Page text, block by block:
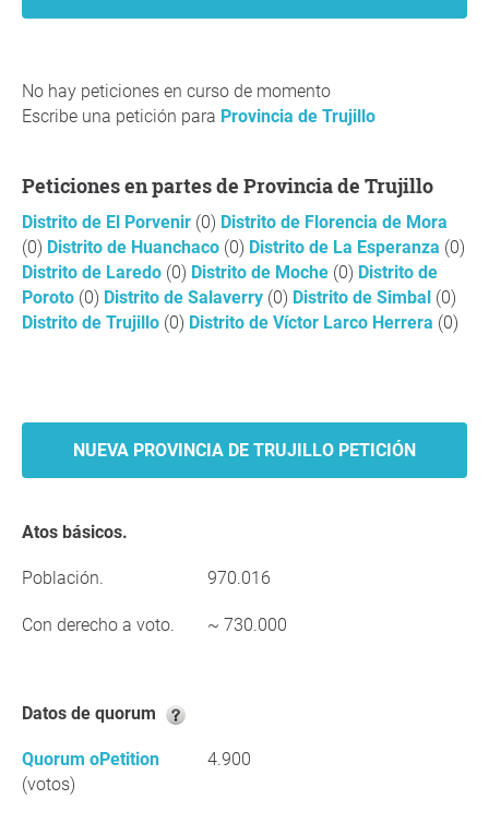
No hay peticiones en curso de momento
Escribe una petición para Provincia de Trujillo
Peticiones en partes de Provincia de Trujillo
Distrito de El Porvenir (0) Distrito de Florencia de Mora
(0) Distrito de Huanchaco (0) Distrito de La Esperanza (0)
Distrito de Laredo (0) Distrito de Moche (0) Distrito de
Poroto (0) Distrito de Salaverry (0) Distrito de Simbal (0)
Distrito de Trujillo (0) Distrito de Víctor Larco Herrera (0)
NUEVA PROVINCIA DE TRUJILLO PETICIÓN
Atos básicos.
Población. 970.016
Con derecho a voto. ~ 730.000
Datos de quorum
Quorum oPetition
(votos)
4.900